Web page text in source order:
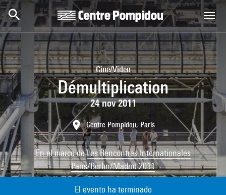
Skip to main content
Centre Pompidou
Cine/Video
Démultiplication
24 nov 2011
Centre Pompidou, Paris
En el marco deLes Rencontres Internationales
Paris/Berlin/Madrid 2011
El evento ha terminado